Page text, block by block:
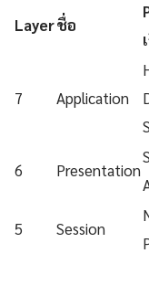
Layerชื่อ
7 Application
6 Presentation
5 Session